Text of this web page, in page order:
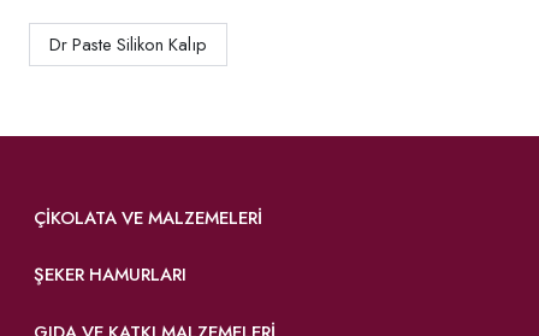
Dr Paste Silikon Kalıp
ÇIKOLATA VE MALZEMELERI
ŞEKER HAMURLARI